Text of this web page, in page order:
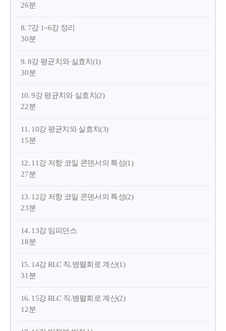
26분
8. 7강 1~6강 정리
30분
9. 8강 평균치와 실효치(1)
30분
10. 9강 평균치와 실효치(2)
22분
11. 10강 평균치와 실효치(3)
15분
12. 11강 저항 코일 콘덴서의 특성(1)
27분
13. 12강 저항 코일 콘덴서의 특성(2)
23분
14. 13강 임피던스
18분
15. 14강 RLC 직.병렬회로 계산(1)
31분
16. 15강 RLC 직.병렬회로 계산(2)
12분